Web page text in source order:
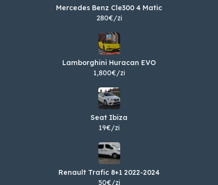
Mercedes Benz Cle300 4 Matic
280€/zi
Lamborghini Huracan EVO
1,800€/zi
Seat Ibiza
19€/zi
Renault Trafic 8+1 2022-2024
50€/zi